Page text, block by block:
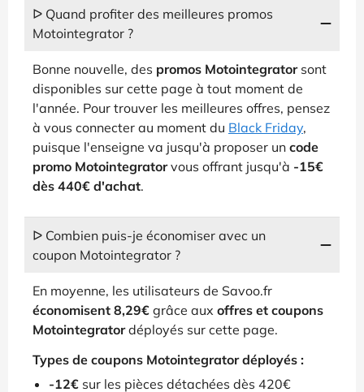
ᐅ Quand profiter des meilleures promos
Motointegrator ?
Bonne nouvelle, des promos Motointegratorsont
disponibles sur cette page à tout moment de
l'année. Pour trouver les meilleures offres, pensez
à vous connecter au moment du Black Friday,
puisque l'enseigne va jusqu'à proposer un code
promo Motointegratorvous offrant jusqu'à -15€
dès 440€ d'achat.
ᐅ Combien puis-je économiser avec un
coupon Motointegrator ?
En moyenne, les utilisateurs de Savoo.fr
économisent 8,29€ grâce aux offres et coupons
Motointegratordéployés sur cette page.
Types de coupons Motointegrator déployés :
-12€ sur les pièces détachées dès 420€